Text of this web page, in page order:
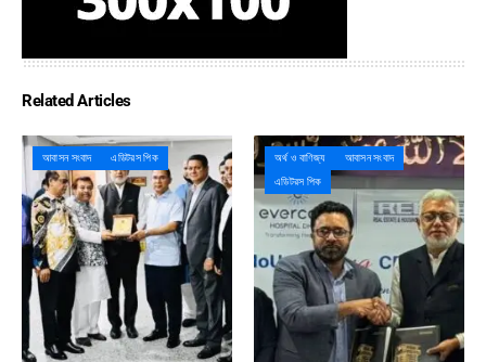
Related Articles
আবাসন সংবাদ এডিটরস পিক অর্থ ও বাণিজ্য
আবাসন সংবাদ
এডিটরস পিক